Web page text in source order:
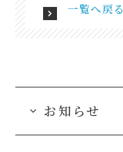
一覧へ戻る
お知らせ